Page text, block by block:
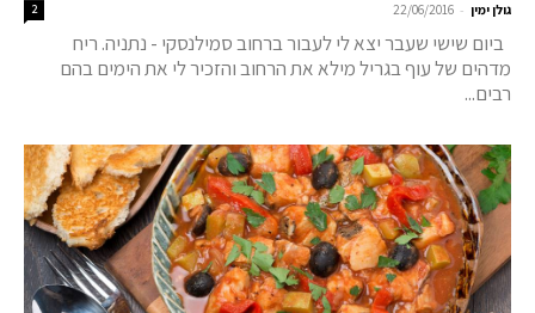
גולן ימין -
22/06/2016
2
ביום שישי שעבר יצא לי לעבור ברחוב סמילנסקי - נתניה. ריח
מדהים של עוף בגריל מילא את הרחוב והזכיר לי את הימים בהם
רבים...